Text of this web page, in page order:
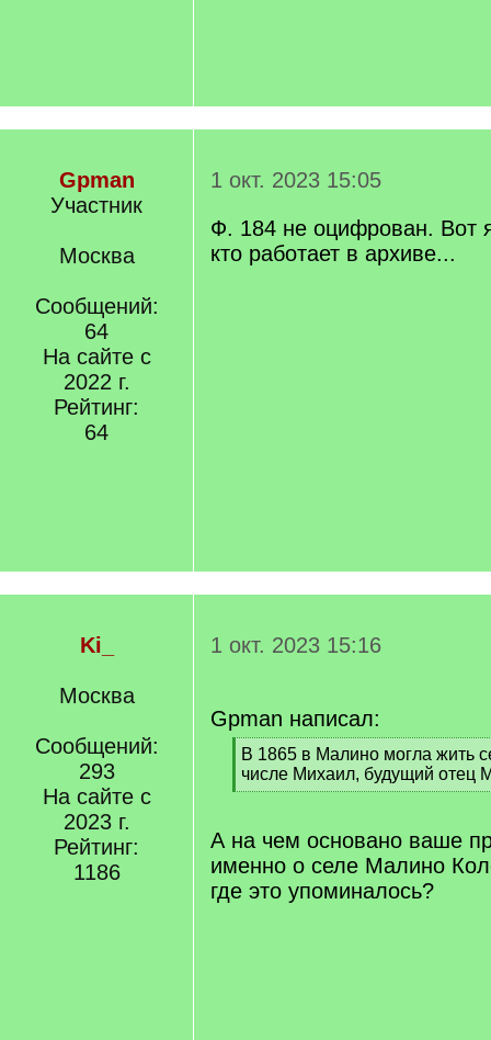
Gpman
Участник
Москва
Сообщений:
64
На сайте с
2022 г.
Рейтинг:
64
1 окт. 2023 15:05
Ф. 184 не оцифрован. Вот
кто работает в архиве...
Ki_
Москва
Сообщений:
293
На сайте с
2023 г.
Рейтинг:
1186
1 окт. 2023 15:16
Gpman написал:
[
q
]
В 1865 в Малино могла жить
числе Михаил, будущий отец
[
q
]
А на чем основано ваше
именно о селе Малино
где это упоминалось?